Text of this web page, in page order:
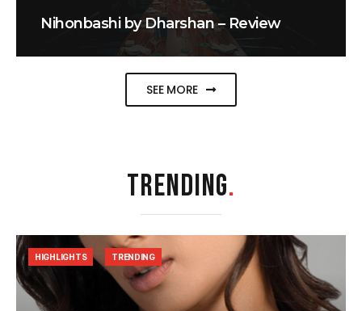
Nihonbashi by Dharshan – Review
SEE MORE
TRENDING.
HIGHLIGHTS TRENDING